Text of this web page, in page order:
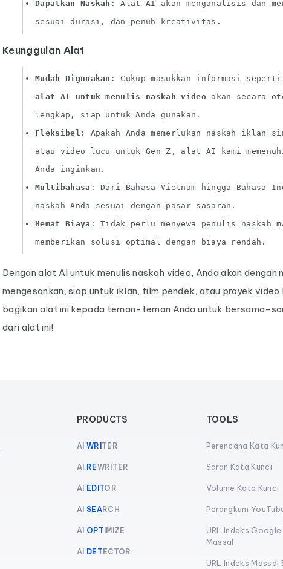
Dapatkan Naskah : Alat AI akan menganalisis dan
sesuai durasi, dan penuh kreativitas.
Keunggulan Alat
Mudah Digunakan : Cukup masukkan informasi
alat AI untuk menulis naskah videoakan secara
lengkap, siap untuk Anda gunakan.
Fleksibel : Apakah Anda memerlukan naskah
atau video lucu untuk Gen Z, alat AI kami
Anda inginkan.
Multibahasa : Dari Bahasa Vietnam hingga Bahasa
naskah Anda sesuai dengan pasar sasaran.
Hemat Biaya : Tidak perlu menyewa penulis naskah
memberikan solusi optimal dengan biaya rendah.
Dengan alat AI untuk menulis naskah video, Anda akan dengan
mengesankan, siap untuk iklan, film pendek, atau proyek video
bagikan alat ini kepada teman-teman Anda untuk bersama-
dari alat ini!
PRODUCTS
AI WRI TER
AI REWRITER
AI EDITOR
AI SEARCH
AI OPT IMIZE
AI DET ECTOR
TOOLS
Perencana Kata
Saran Kata Kunci
Volume Kata Kunci
Perangkum
URL Indeks Google
Massal
URL Indeks Massal